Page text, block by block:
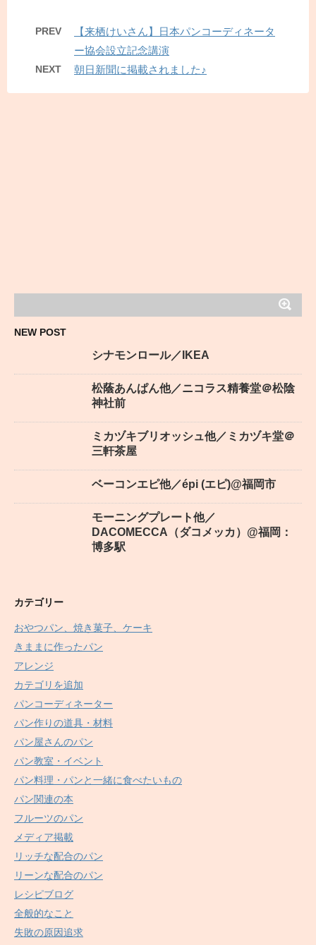
PREV
【来栖けいさん】日本パンコーディネータ
ー協会設立記念講演
NEXT 朝日新聞に掲載されました♪
NEW POST
シナモンロール／IKEA
松蔭あんぱん他／ニコラス精養堂＠松陰
神社前
ミカヅキブリオッシュ他／ミカヅキ堂＠
三軒茶屋
ベーコンエピ他／épi (エピ)@福岡市
モーニングプレート他／
DACOMECCA（ダコメッカ）@福岡：
博多駅
カテゴリー
おやつパン、焼き菓子、ケーキ
きままに作ったパン
アレンジ
カテゴリを追加
パンコーディネーター
パン作りの道具・材料
パン屋さんのパン
パン教室・イベント
パン料理・パンと一緒に食べたいもの
パン関連の本
フルーツのパン
メディア掲載
リッチな配合のパン
リーンな配合のパン
レシピブログ
全般的なこと
失敗の原因追求